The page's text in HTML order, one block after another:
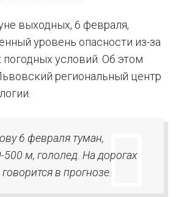
выходных, 6 февраля,
уровень опасности из-за
погодных условий. Об этом
региональный центр
6 февраля туман,
м, гололед. На дорогах
в прогнозе.